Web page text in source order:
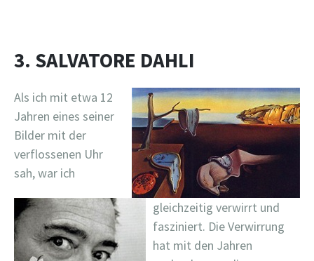
3. SALVATORE DAHLI
Als ich mit etwa 12
Jahren eines seiner
Bilder mit der
verflossenen Uhr
sah, war ich
gleichzeitig verwirrt und
fasziniert. Die Verwirrung
hat mit den Jahren